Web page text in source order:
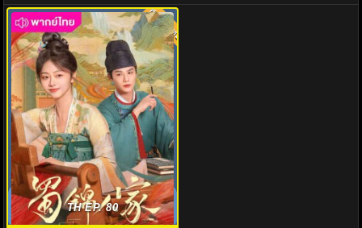
ต้นตํานานอาภรณ์จักรพรรดิ
Brocade Odyssey พากย์ไทย
EP.1-40
7.0 พากย์ไทย
TH EP. 80